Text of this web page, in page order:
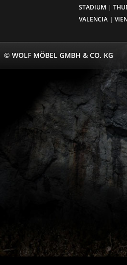
STADIUM
VALENCIA
© WOLF MÖBEL GMBH & CO. KG